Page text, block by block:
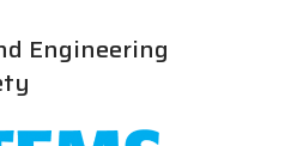
Engineering